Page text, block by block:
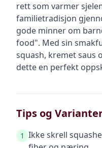
rett som varmer
familietradisjon
gode minner om
food". Med sin
squash, kremet saus
dette en perfekt
Tips og
1 Ikke skrell